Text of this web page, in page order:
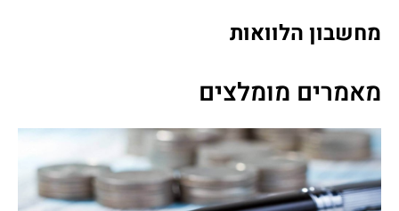
מחשבון הלוואות
מאמרים מומלצים